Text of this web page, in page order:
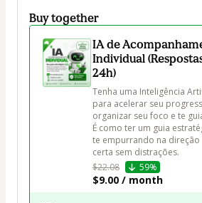
Buy together
IA de
Individual
24h)
Tenha uma Inteligência
para acelerar seu
organizar seu foco e te
É como ter um guia
te empurrando na direção
certa sem distrações.
$22.08
59%
$9.00 / month